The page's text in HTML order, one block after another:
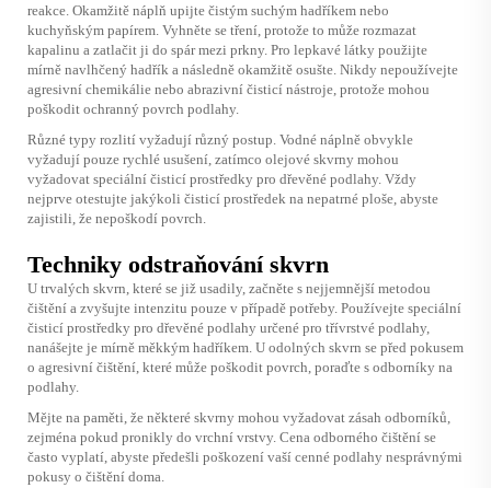
reakce. Okamžitě náplň upijte čistým suchým hadříkem nebo
kuchyňským papírem. Vyhněte se tření, protože to může rozmazat
kapalinu a zatlačit ji do spár mezi prkny. Pro lepkavé látky použijte
mírně navlhčený hadřík a následně okamžitě osušte. Nikdy nepoužívejte
agresivní chemikálie nebo abrazivní čisticí nástroje, protože mohou
poškodit ochranný povrch podlahy.
Různé typy rozlití vyžadují různý postup. Vodné náplně obvykle
vyžadují pouze rychlé usušení, zatímco olejové skvrny mohou
vyžadovat speciální čisticí prostředky pro dřevěné podlahy. Vždy
nejprve otestujte jakýkoli čisticí prostředek na nepatrné ploše, abyste
zajistili, že nepoškodí povrch.
Techniky odstraňování skvrn
U trvalých skvrn, které se již usadily, začněte s nejjemnější metodou
čištění a zvyšujte intenzitu pouze v případě potřeby. Používejte speciální
čisticí prostředky pro dřevěné podlahy určené pro třívrstvé podlahy,
nanášejte je mírně měkkým hadříkem. U odolných skvrn se před pokusem
o agresivní čištění, které může poškodit povrch, poraďte s odborníky na
podlahy.
Mějte na paměti, že některé skvrny mohou vyžadovat zásah odborníků,
zejména pokud pronikly do vrchní vrstvy. Cena odborného čištění se
často vyplatí, abyste předešli poškození vaší cenné podlahy nesprávnými
pokusy o čištění doma.